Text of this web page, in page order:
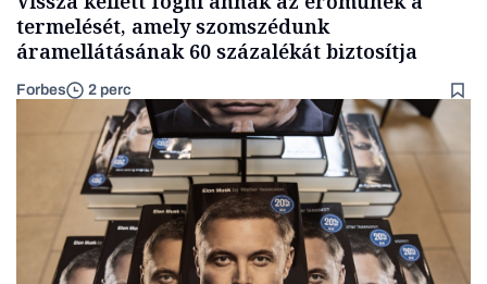
termelését, amely szomszédunk
áramellátásának 60 százalékát biztosítja
Forbes 2 perc